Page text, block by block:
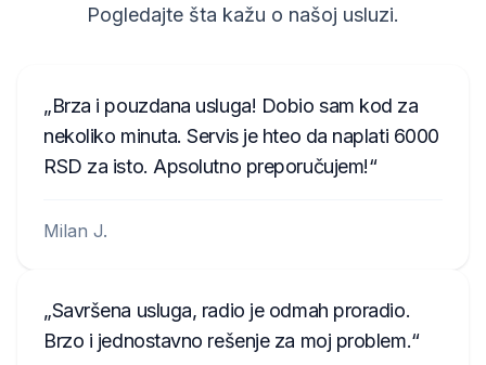
T19QN202213382
6802BD061074902
T0012010272666
TQN1882123EA
Pogledajte šta kažu o našoj usluzi.
Brza i pouzdana usluga! Dobio sam kod za
nekoliko minuta. Servis je hteo da naplati 6000
RSD za isto. Apsolutno preporučujem!
Milan J.
Savršena usluga, radio je odmah proradio.
Brzo i jednostavno rešenje za moj problem.